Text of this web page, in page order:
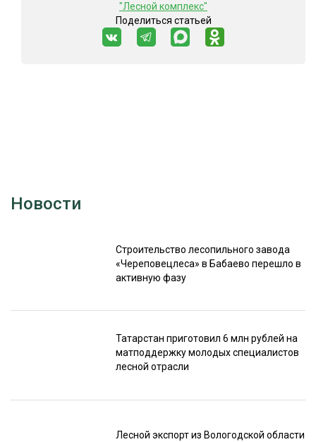
"Лесной комплекс"
Поделиться статьей
Новости
Строительство лесопильного завода
«Череповецлеса» в Бабаево перешло в
активную фазу
Татарстан приготовил 6 млн рублей на
матподдержку молодых специалистов
лесной отрасли
Лесной экспорт из Вологодской области